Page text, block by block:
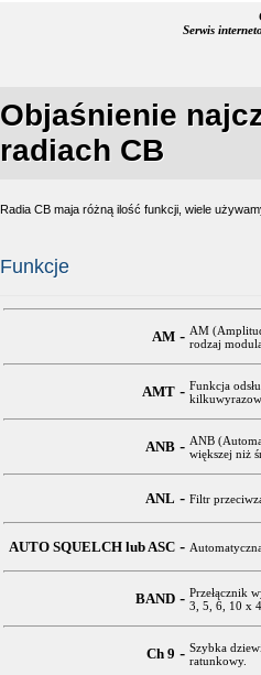
Serwis
Objaśnienie
radiach CB
Radia CB maja różną ilość funkcji, wiele
Funkcje
AM - AM
rodzaj
AMT - Funkcja
ANB - ANB
większej niż
ANL - Filtr
AUTO SQUELCH lub ASC -
BAND - Przełącznik
3, 5, 6, 10 x
Ch 9 - Szybka
ratunkowy.